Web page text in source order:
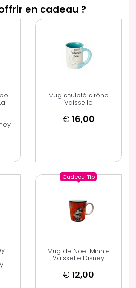
en cadeau ?
Mug sculpté sirène
Vaisselle
€ 16,00
Cadeau Tip
Mug de Noël Minnie
Vaisselle Disney
€ 12,00